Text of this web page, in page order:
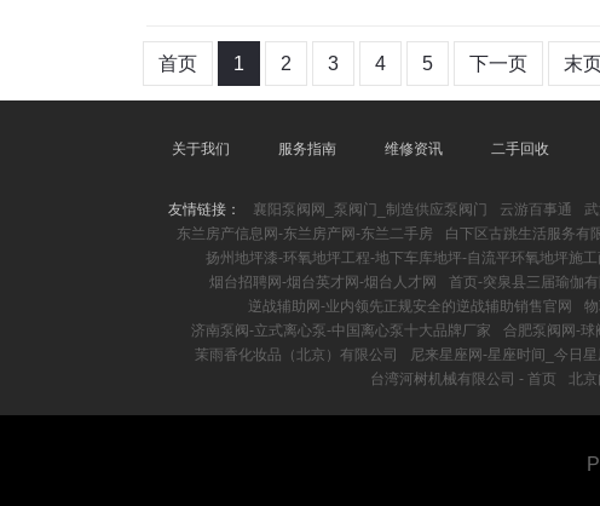
首页 1 2 3 4 5 下一页 末
关于我们 服务指南 维修资讯 二手回收
友情链接： 襄阳泵阀网_泵阀门_制造供应泵阀门 云游百事通
东兰房产信息网-东兰房产网-东兰二手房
白下区古跳生活服务有
扬州地坪漆-环氧地坪工程-地下车库地坪-自流平环氧地坪施工
烟台招聘网-烟台英才网-烟台人才网
首页-突泉县三届瑜伽
逆战辅助网-业内领先正规安全的逆战辅助销售官网
济南泵阀-立式离心泵-中国离心泵十大品牌厂家
合肥泵阀网-球
茉雨香化妆品（北京）有限公司
尼来星座网-星座时间_今日
台湾河树机械有限公司 - 首页
北